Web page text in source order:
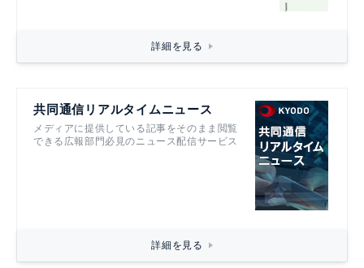
詳細を見る
共同通信リアルタイムニュース
メディアに提供している記事をそのまま閲覧
できる広報部門必見のニュース配信サービス
詳細を見る